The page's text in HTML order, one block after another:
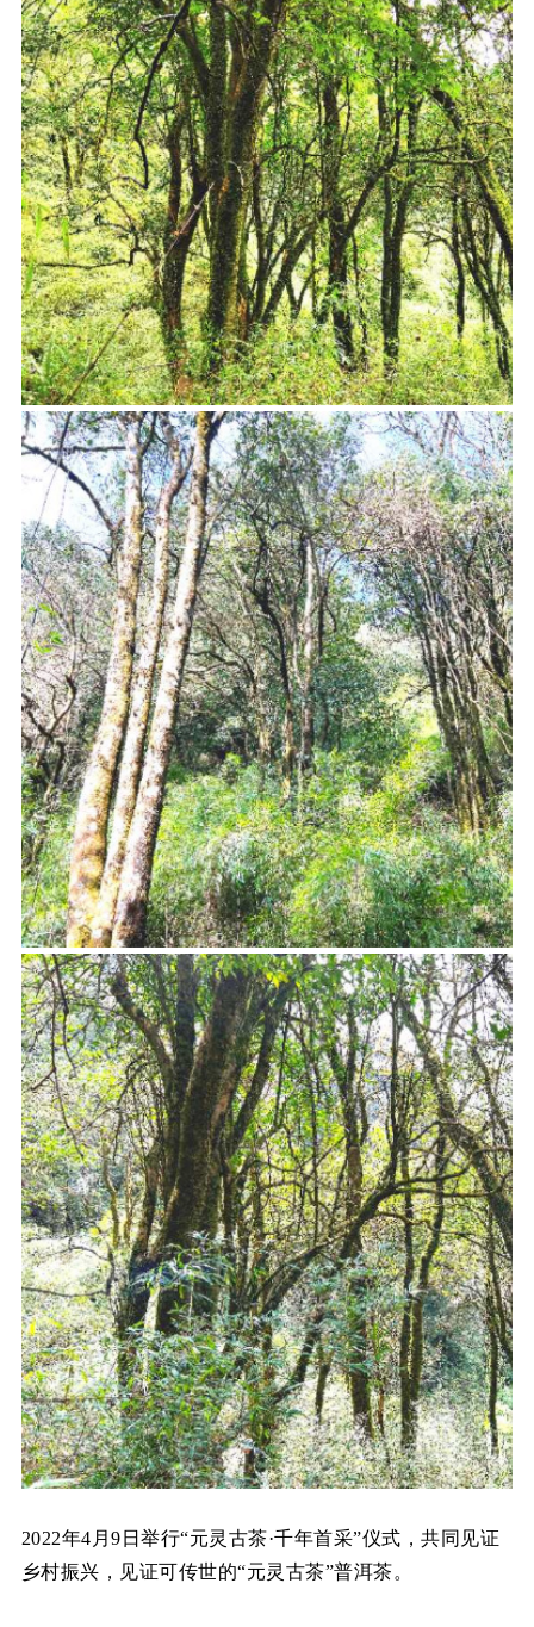
2022年4月9日举行“元灵古茶·千年首采”仪式，共同见证
乡村振兴，见证可传世的“元灵古茶”普洱茶。